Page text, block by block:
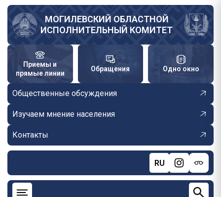
Перейти
основному
содержанию
МОГИЛЕВСКИЙ ОБЛАСТНОЙ
ИСПОЛНИТЕЛЬНЫЙ КОМИТЕТ
Приемы и
прямые линии
Обращения Одно окно
Общественные обсуждения
Изучаем мнение населения
Контакты
RU